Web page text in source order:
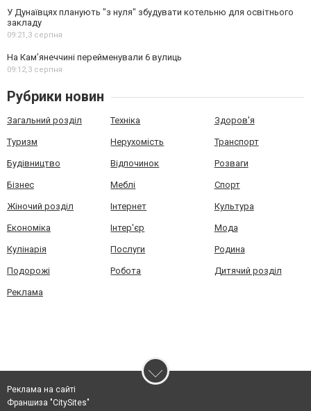
У Дунаївцях планують "з нуля" збудувати котельню для освітнього
закладу
09:21,3 серпня
На Камʼянеччині перейменували 6 вулиць
09:12,3 серпня
Рубрики новин
Загальний розділ Техніка Здоров'я
Туризм Нерухомість Транспорт
Будівництво Відпочинок Розваги
Бізнес Меблі Спорт
Жіночий розділ Інтернет Культура
Економіка Інтер'єр Мода
Кулінарія Послуги Родина
Подорожі Робота Дитячий розділ
Реклама
Реклама на сайті
Франшиза "CitySites"